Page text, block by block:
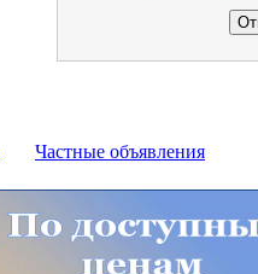
Частные объявления